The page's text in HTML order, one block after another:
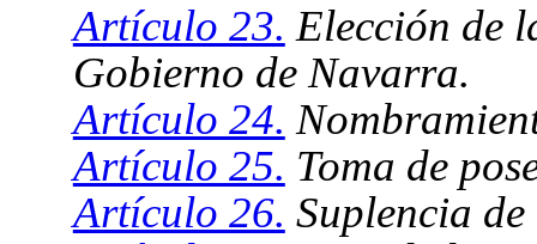
Artículo 23. Elección de
Gobierno de Navarra.
Artículo 24.
Artículo 25. Toma de
Artículo 26. Suplencia